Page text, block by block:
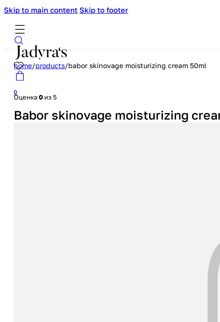
Skip to main content Skip to footer
0
home/products/babor skinovage moisturizing cream 50ml
Оценка0 из 5
Babor skinovage moisturizing